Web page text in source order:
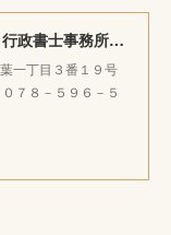
みやけ司法書士・ＦＰ ／ 行政書士事務所 ｜神戸市北区で相続・成年後見・生前整理のご相談をお受けしています。
一丁目３番１９号
７８－５９６－５